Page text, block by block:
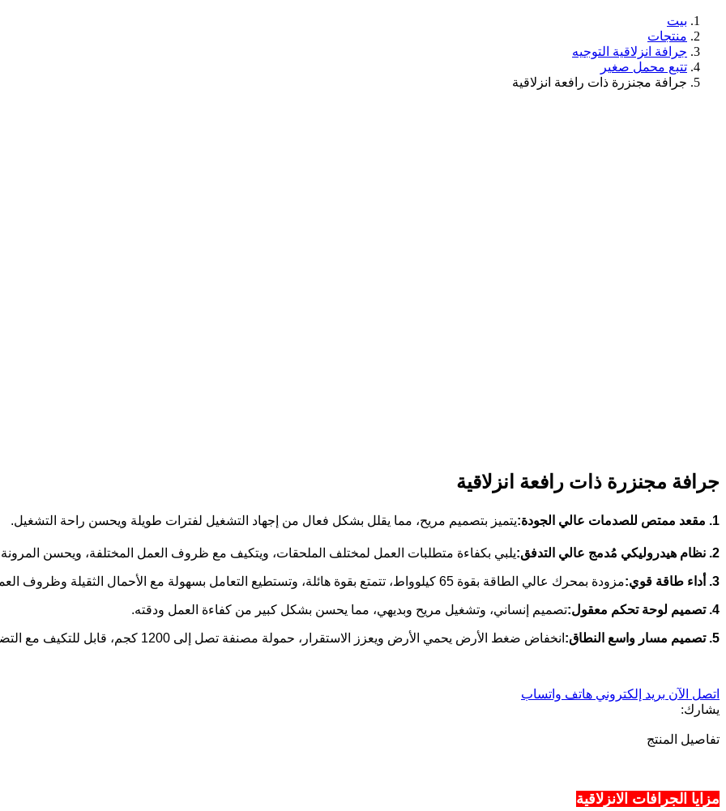
بيت
منتجات
جرافة انزلاقية التوجيه
تتبع محمل صغير
جرافة مجنزرة ذات رافعة انزلاقية
جرافة مجنزرة ذات رافعة انزلاقية
1. مقعد ممتص للصدمات عالي الجودة: يتميز بتصميم مريح، مما يقلل بشكل فعال من إجهاد التشغيل لفترات طويلة ويحسن راحة التشغيل.
2. نظام هيدروليكي مُدمج عالي التدفق: يلبي بكفاءة متطلبات العمل لمختلف الملحقات، ويتكيف مع ظروف العمل المختلفة، ويحسن المرونة
3. أداء طاقة قوي: مزودة بمحرك عالي الطاقة بقوة 65 كيلوواط، تتمتع بقوة هائلة، وتستطيع التعامل بسهولة مع الأحمال الثقيلة وظروف العمل المعقدة.
4. تصميم لوحة تحكم معقول: تصميم إنساني، وتشغيل مريح وبديهي، مما يحسن بشكل كبير من كفاءة العمل ودقته.
5. تصميم مسار واسع النطاق: انخفاض ضغط الأرض يحمي الأرض ويعزز الاستقرار، حمولة مصنفة تصل إلى 1200 كجم، قابل للتكيف مع التضاريس الناعمة أو الوعرة.
اتصل الآن بريد إلكتروني هاتف واتساب
يشارك:
تفاصيل المنتج
مزايا الجرافات الانزلاقية